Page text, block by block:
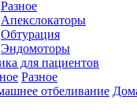
Разное
Апекслокаторы
Обтурация
Эндомоторы
для пациентов
Разное